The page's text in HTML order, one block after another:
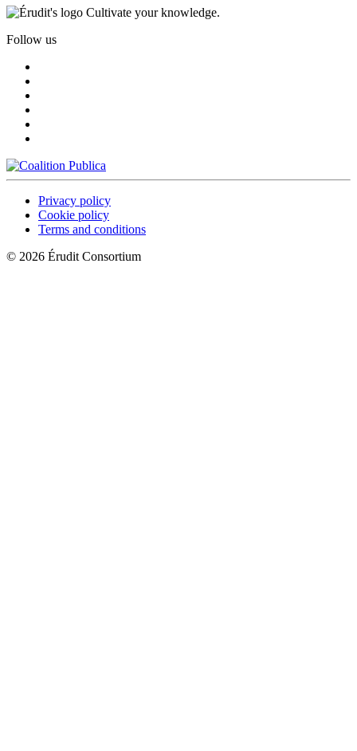
Cultivate your knowledge.
Follow us
Privacy policy
Cookie policy
Terms and conditions
© 2026 Érudit Consortium